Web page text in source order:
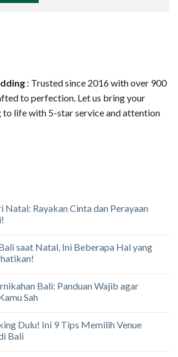
: Trusted since 2016 with over 900
to perfection. Let us bring your
to life with 5-star service and attention
Natal: Rayakan Cinta dan Perayaan
saat Natal, Ini Beberapa Hal yang
Bali: Panduan Wajib agar
Sah
Dulu! Ini 9 Tips Memilih Venue
Bali